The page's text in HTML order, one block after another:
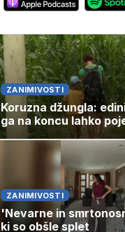
ZANIMIVOSTI
Koruzna džungla:
ga na koncu lahko
ZANIMIVOSTI
'Nevarne in
ki so obšle splet